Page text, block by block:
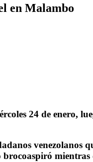
en Malambo
24 de enero,
venezolanos
brocoaspiró